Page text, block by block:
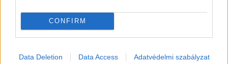
CONFIRM
Data Deletion Data Access Adatvédelmi szabályzat
3 TESTET-LELKET MELENGETŐ ÉTEL A HIDEG
A rohanó hétköznapok után nincs is jobb, mint megnyugvást
Budapest kulináris színtere számtalan comfort food